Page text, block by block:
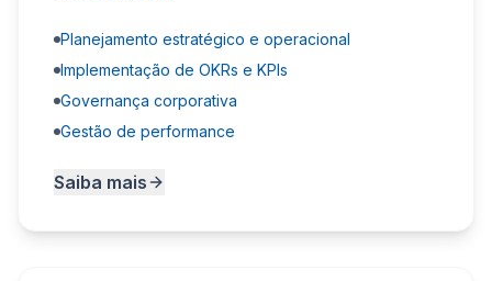
Planejamento estratégico e operacional
Implementação de OKRs e KPIs
Governança corporativa
Gestão de performance
Saiba mais